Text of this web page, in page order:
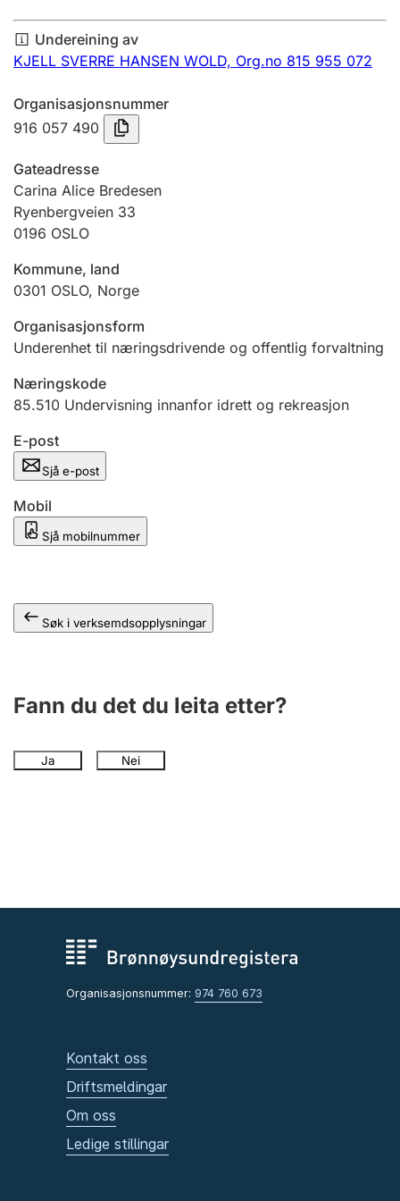
Årsrekneskap
Innsending og forseinkingsgebyr
Tinglysing
Jeger
Betaling og jegeravgiftskort
Ektepaktrettleiaren
Andre tema
Undereining av
KJELL SVERRE HANSEN WOLD, Org.no 815 955 072
Organisasjonsnummer
916 057 490
Gateadresse
Carina Alice Bredesen
Ryenbergveien 33
0196 OSLO
Kommune, land
0301 OSLO, Norge
Organisasjonsform
Underenhet til næringsdrivende og offentlig forvaltning
Næringskode
85.510 Undervisning innanfor idrett og rekreasjon
E-post
Sjå e-post
Mobil
Sjå mobilnummer
Søk i verksemdsopplysningar
Fann du det du leita etter?
Ja Nei
Organisasjonsnummer: 974 760 673
Kontakt oss
Driftsmeldingar
Om oss
Ledige stillingar